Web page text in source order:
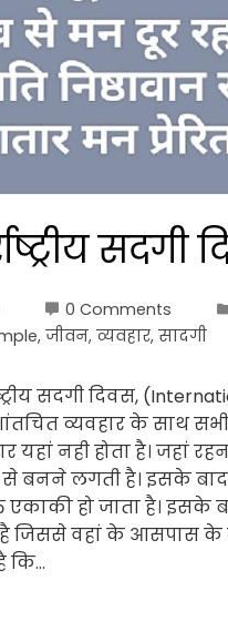
सदगी
0 Comments
, जीवन, व्यवहार, सादगी
सदगी दिवस,
व्यवहार के साथ
यहां नही होता है। जहां
से बनने लगती है। इसके
एकाकी हो जाता है।
जिससे वहां के आसपास के
कि…